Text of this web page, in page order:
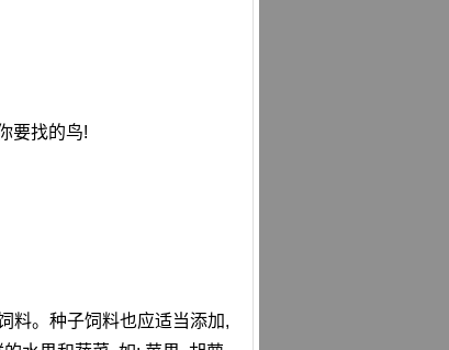
要找的鸟!
料。种子饲料也应适当添加,